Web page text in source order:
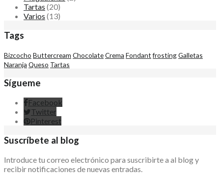
Tartas (20)
Varios (13)
Tags
Bizcocho Buttercream ChocolateCrema Fondant frostingGalletas
Naranja Queso Tartas
Sígueme
Facebook
Twitter
Pinterest
Suscríbete al blog
Introduce tu correo electrónico para suscribirte a al blog y
recibir notificaciones de nuevas entradas.